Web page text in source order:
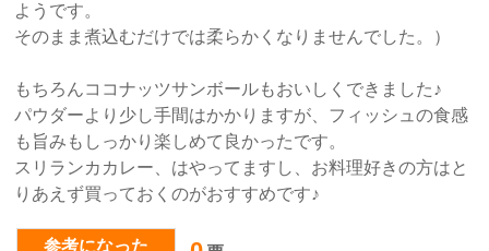
ようです。
そのまま煮込むだけでは柔らかくなりませんでした。）
もちろんココナッツサンボールもおいしくできました♪
パウダーより少し手間はかかりますが、フィッシュの食感
も旨みもしっかり楽しめて良かったです。
スリランカカレー、はやってますし、お料理好きの方はと
りあえず買っておくのがおすすめです♪
参考になった